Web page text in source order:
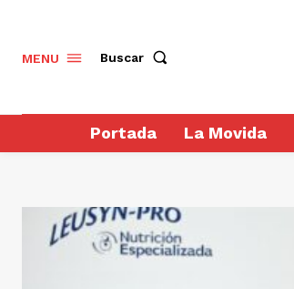
MENU Buscar
Portada La Movida